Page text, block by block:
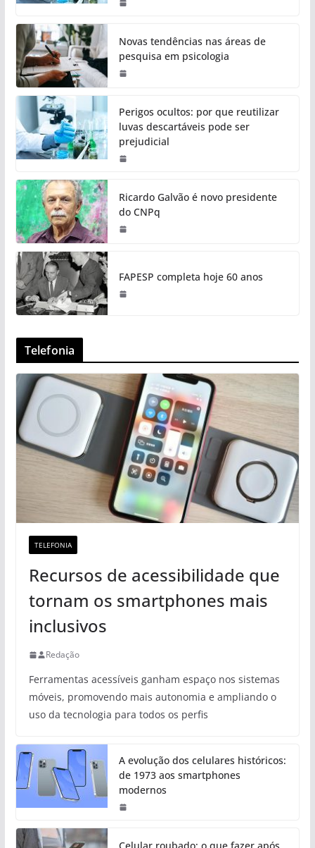
Novas tendências nas áreas de
pesquisa em psicologia
Perigos ocultos: por que reutilizar
luvas descartáveis pode ser
prejudicial
Ricardo Galvão é novo presidente
do CNPq
FAPESP completa hoje 60 anos
Telefonia
TELEFONIA
Recursos de acessibilidade que
tornam os smartphones mais
inclusivos
Redação
Ferramentas acessíveis ganham espaço nos sistemas
móveis, promovendo mais autonomia e ampliando o
uso da tecnologia para todos os perfis
A evolução dos celulares históricos:
de 1973 aos smartphones
modernos